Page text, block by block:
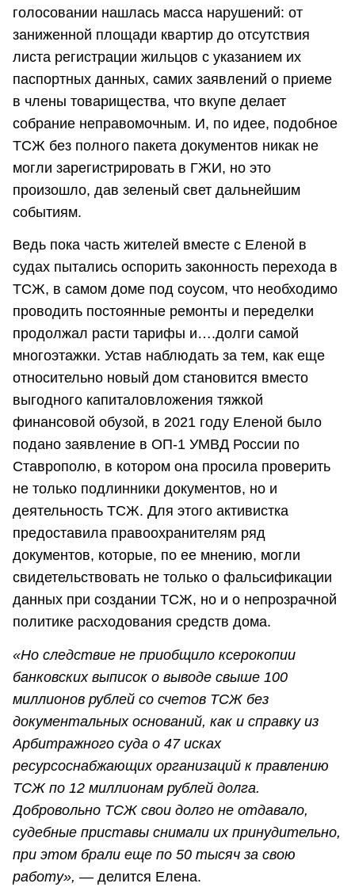
голосовании нашлась масса нарушений: от
заниженной площади квартир до отсутствия
листа регистрации жильцов с указанием их
паспортных данных, самих заявлений о приеме
в члены товарищества, что вкупе делает
собрание неправомочным. И, по идее, подобное
ТСЖ без полного пакета документов никак не
могли зарегистрировать в ГЖИ, но это
произошло, дав зеленый свет дальнейшим
событиям.
Ведь пока часть жителей вместе с Еленой в
судах пытались оспорить законность перехода в
ТСЖ, в самом доме под соусом, что необходимо
проводить постоянные ремонты и переделки
продолжал расти тарифы и….долги самой
многоэтажки. Устав наблюдать за тем, как еще
относительно новый дом становится вместо
выгодного капиталовложения тяжкой
финансовой обузой, в 2021 году Еленой было
подано заявление в ОП-1 УМВД России по
Ставрополю, в котором она просила проверить
не только подлинники документов, но и
деятельность ТСЖ. Для этого активистка
предоставила правоохранителям ряд
документов, которые, по ее мнению, могли
свидетельствовать не только о фальсификации
данных при создании ТСЖ, но и о непрозрачной
политике расходования средств дома.
«Но следствие не приобщило ксерокопии
банковских выписок о выводе свыше 100
миллионов рублей со счетов ТСЖ без
документальных оснований, как и справку из
Арбитражного суда о 47 исках
ресурсоснабжающих организаций к правлению
ТСЖ по 12 миллионам рублей долга.
Добровольно ТСЖ свои долго не отдавало,
судебные приставы снимали их принудительно,
при этом брали еще по 50 тысяч за свою
работу», — делится Елена.